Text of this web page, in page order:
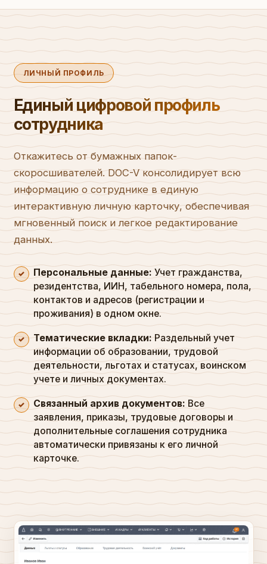
ЛИЧНЫЙ ПРОФИЛЬ
Единый цифровой профиль
сотрудника
Откажитесь от бумажных папок-
скоросшивателей. DOC-V консолидирует всю
информацию о сотруднике в единую
интерактивную личную карточку, обеспечивая
мгновенный поиск и легкое редактирование
данных.
Персональные данные: Учет гражданства,
резидентства, ИИН, табельного номера, пола,
контактов и адресов (регистрации и
проживания) в одном окне.
Тематические вкладки:Раздельный учет
информации об образовании, трудовой
деятельности, льготах и статусах, воинском
учете и личных документах.
Связанный архив документов: Все
заявления, приказы, трудовые договоры и
дополнительные соглашения сотрудника
автоматически привязаны к его личной
карточке.